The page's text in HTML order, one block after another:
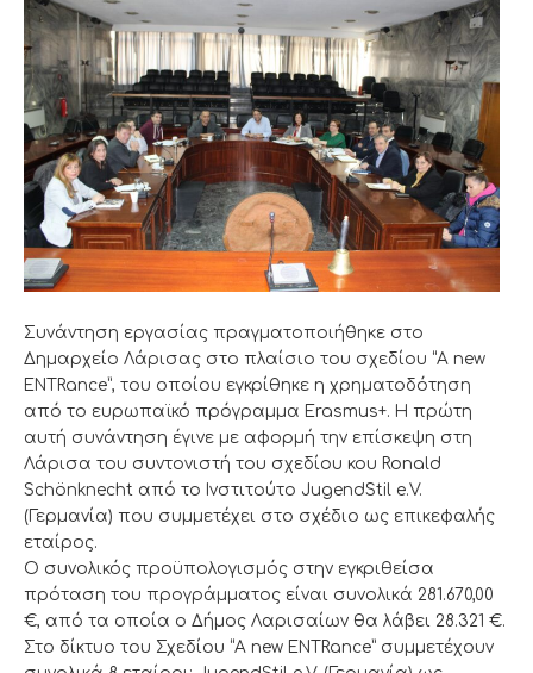
Συνάντηση εργασίας πραγματοποιήθηκε στο
Δημαρχείο Λάρισας στο πλαίσιο του σχεδίου “A new
ENTRance”, του οποίου εγκρίθηκε η χρηματοδότηση
από το ευρωπαϊκό πρόγραμμα Erasmus+. Η πρώτη
αυτή συνάντηση έγινε με αφορμή την επίσκεψη στη
Λάρισα του συντονιστή του σχεδίου κου Ronald
Schönknecht από το Ινστιτούτο JugendStil e.V.
(Γερμανία) που συμμετέχει στο σχέδιο ως επικεφαλής
εταίρος.
Ο συνολικός προϋπολογισμός στην εγκριθείσα
πρόταση του προγράμματος είναι συνολικά 281.670,00
€, από τα οποία ο Δήμος Λαρισαίων θα λάβει 28.321 €.
Στο δίκτυο του Σχεδίου “A new ENTRance” συμμετέχουν